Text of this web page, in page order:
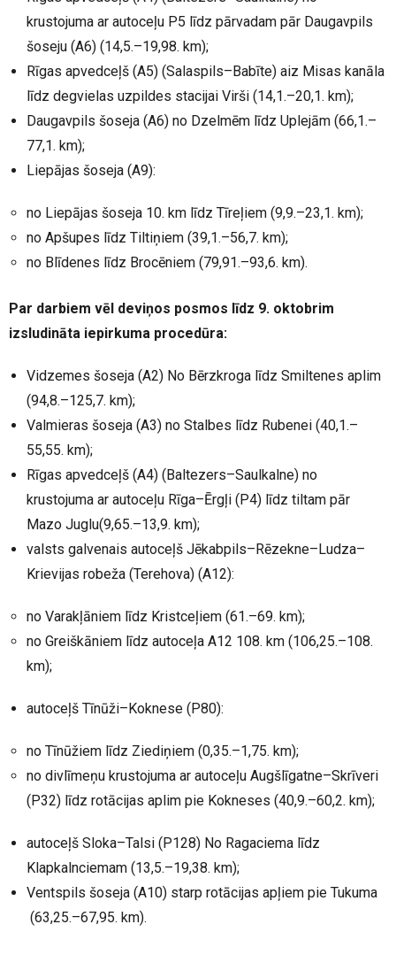
krustojuma ar autoceļu P5 līdz pārvadam pār Daugavpils
šoseju (A6) (14,5.–19,98. km);
Rīgas apvedceļš (A5) (Salaspils–Babīte) aiz Misas kanāla
līdz degvielas uzpildes stacijai Virši (14,1.–20,1. km);
Daugavpils šoseja (A6) no Dzelmēm līdz Uplejām (66,1.–
77,1. km);
Liepājas šoseja (A9):
no Liepājas šoseja 10. km līdz Tīreļiem (9,9.–23,1. km);
no Apšupes līdz Tiltiņiem (39,1.–56,7. km);
no Blīdenes līdz Brocēniem (79,91.–93,6. km).
Par darbiem vēl deviņos posmos līdz 9. oktobrim
izsludināta iepirkuma procedūra:
Vidzemes šoseja (A2) No Bērzkroga līdz Smiltenes aplim
(94,8.–125,7. km);
Valmieras šoseja (A3) no Stalbes līdz Rubenei (40,1.–
55,55. km);
Rīgas apvedceļš (A4) (Baltezers–Saulkalne) no
krustojuma ar autoceļu Rīga–Ērgļi (P4) līdz tiltam pār
Mazo Juglu(9,65.–13,9. km);
valsts galvenais autoceļš Jēkabpils–Rēzekne–Ludza–
Krievijas robeža (Terehova) (A12):
no Varakļāniem līdz Kristceļiem (61.–69. km);
no Greiškāniem līdz autoceļa A12 108. km (106,25.–108.
km);
autoceļš Tīnūži–Koknese (P80):
no Tīnūžiem līdz Ziediņiem (0,35.–1,75. km);
no divlīmeņu krustojuma ar autoceļu Augšlīgatne–Skrīveri
(P32) līdz rotācijas aplim pie Kokneses (40,9.–60,2. km);
autoceļš Sloka–Talsi (P128) No Ragaciema līdz
Klapkalnciemam (13,5.–19,38. km);
Ventspils šoseja (A10) starp rotācijas apļiem pie Tukuma
(63,25.–67,95. km).